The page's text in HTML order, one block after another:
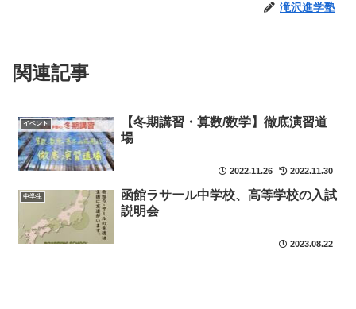
滝沢進学塾
関連記事
イベント
【冬期講習・算数/数学】徹底演習道
場
2022.11.26 2022.11.30
中学生
函館ラサール中学校、高等学校の入試
説明会
2023.08.22